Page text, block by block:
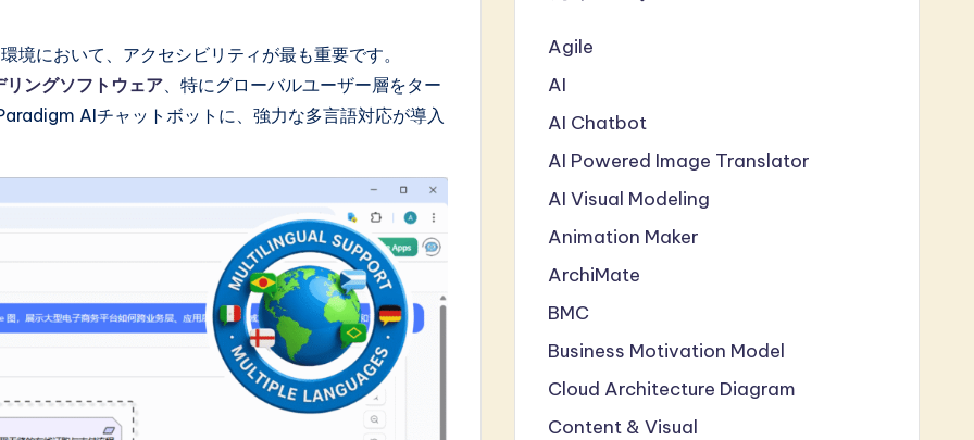
境において、アクセシビリティが最も重要です。
リングソフトウェア 、特にグローバルユーザー層をター
AIチャットボットに、強力な多言語対応が導入
Agile
AI
AI Chatbot
AI Powered Image Translator
AI Visual Modeling
Animation Maker
ArchiMate
BMC
Business Motivation Model
Cloud Architecture Diagram
Content & Visual